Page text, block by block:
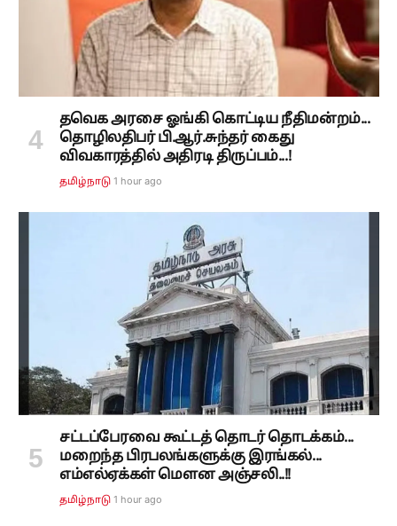
தவெக அரசை ஓங்கி கொட்டிய நீதிமன்றம்...
தொழிலதிபர் பி.ஆர்.சுந்தர் கைது
விவகாரத்தில் அதிரடி திருப்பம்...!
தமிழ்நாடு 1 hour ago
சட்டப்பேரவை கூட்டத் தொடர் தொடக்கம்...
மறைந்த பிரபலங்களுக்கு இரங்கல்...
எம்எல்ஏக்கள் மௌன அஞ்சலி..!!
தமிழ்நாடு 1 hour ago